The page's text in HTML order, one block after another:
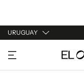
URUGUAY
URUGUAY
ARGENTINA